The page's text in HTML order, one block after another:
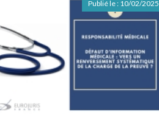
Publié le : 10/02/2025